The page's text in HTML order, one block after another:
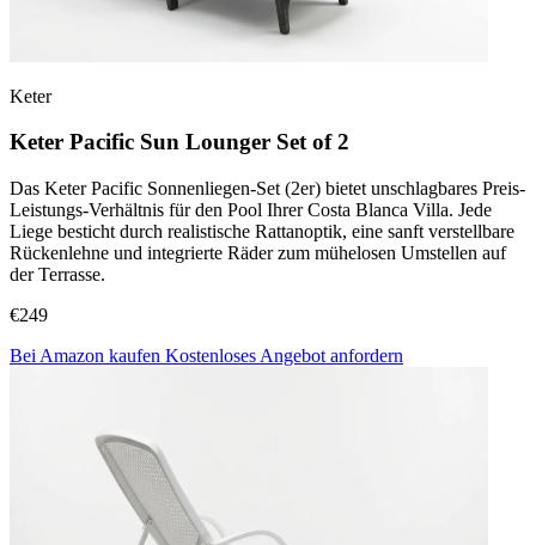
Keter
Keter Pacific Sun Lounger Set of 2
Das Keter Pacific Sonnenliegen-Set (2er) bietet unschlagbares Preis-
Leistungs-Verhältnis für den Pool Ihrer Costa Blanca Villa. Jede
Liege besticht durch realistische Rattanoptik, eine sanft verstellbare
Rückenlehne und integrierte Räder zum mühelosen Umstellen auf
der Terrasse.
€249
Bei Amazon kaufen Kostenloses Angebot anfordern